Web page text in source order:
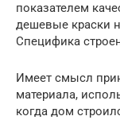
показателем
дешевые краски
Специфика
Имеет смысл
материала,
когда дом